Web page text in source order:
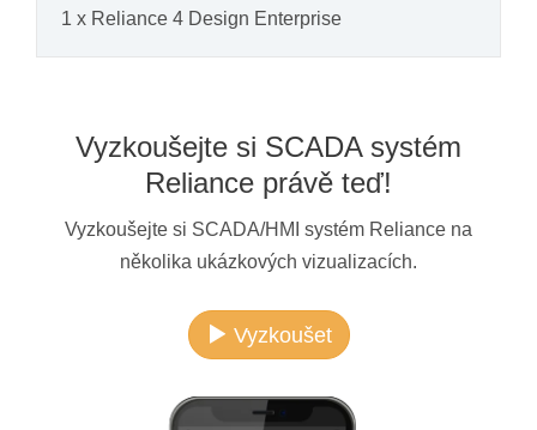
1 x Reliance 4 Design Enterprise
Vyzkoušejte si SCADA systém
Reliance právě teď!
Vyzkoušejte si SCADA/HMI systém Reliance na
několika ukázkových vizualizacích.
Vyzkoušet